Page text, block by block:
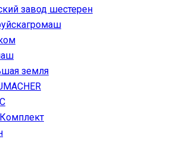
завод шестерен
земля